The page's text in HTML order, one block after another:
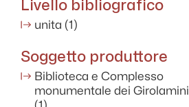
Livello bibliografico
unita (1)
Soggetto produttore
Biblioteca e Complesso
monumentale dei Girolamini